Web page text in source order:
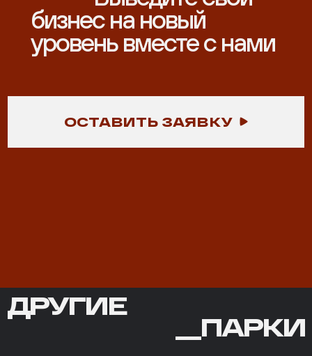
бизнес на новый
уровень вместе с нами
ОСТАВИТЬ ЗАЯВКУ
ДРУГИЕ
ПАРКИ
ДРУГИЕ
__ПАРКИ